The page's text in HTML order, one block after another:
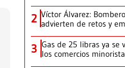
2 Víctor Álvarez:
advierten de retos y
3 Gas de 25 libras ya se
los comercios